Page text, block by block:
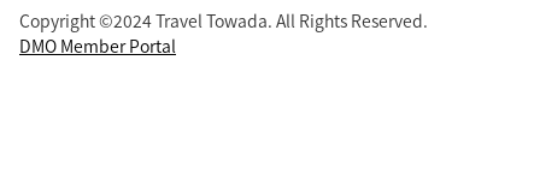
Copyright ©2024 Travel Towada. All Rights Reserved.
DMO Member Portal